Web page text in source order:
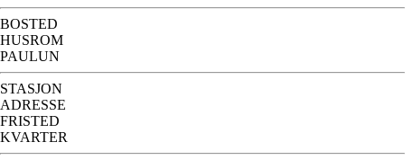
BOSTED
HUSROM
PAULUN
STASJON
ADRESSE
FRISTED
KVARTER